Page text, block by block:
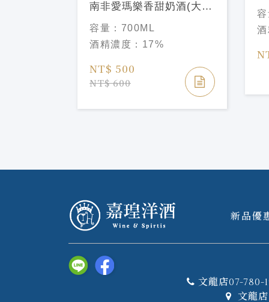
南非愛瑪樂香甜奶酒(大象
奶酒) Amarula Cream
Liqueur
容量： 700ML
酒精濃度： 17%
NT$ 500
NT$ 600
新品優
文龍店07-780-
文龍